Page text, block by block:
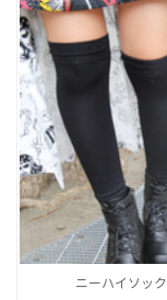
ニーハイソッ